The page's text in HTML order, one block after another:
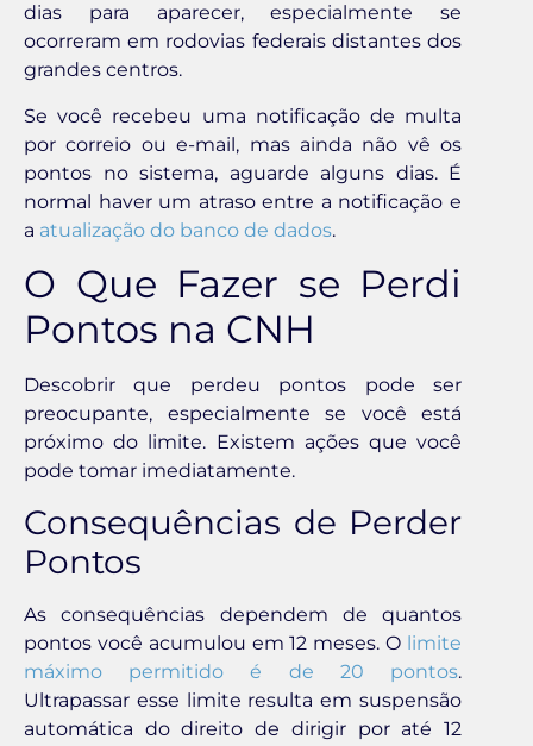
dias para aparecer, especialmente se
ocorreram em rodovias federais distantes dos
grandes centros.
Se você recebeu uma notificação de multa
por correio ou e-mail, mas ainda não vê os
pontos no sistema, aguarde alguns dias. É
normal haver um atraso entre a notificação e
a atualização do banco de dados.
O Que Fazer se Perdi
Pontos na CNH
Descobrir que perdeu pontos pode ser
preocupante, especialmente se você está
próximo do limite. Existem ações que você
pode tomar imediatamente.
Consequências de Perder
Pontos
As consequências dependem de quantos
pontos você acumulou em 12 meses. O limite
máximo permitido é de 20 pontos.
Ultrapassar esse limite resulta em suspensão
automática do direito de dirigir por até 12